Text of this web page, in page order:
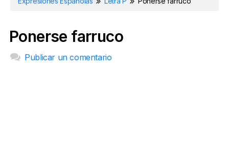
Ponerse farruco
Publicar un comentario